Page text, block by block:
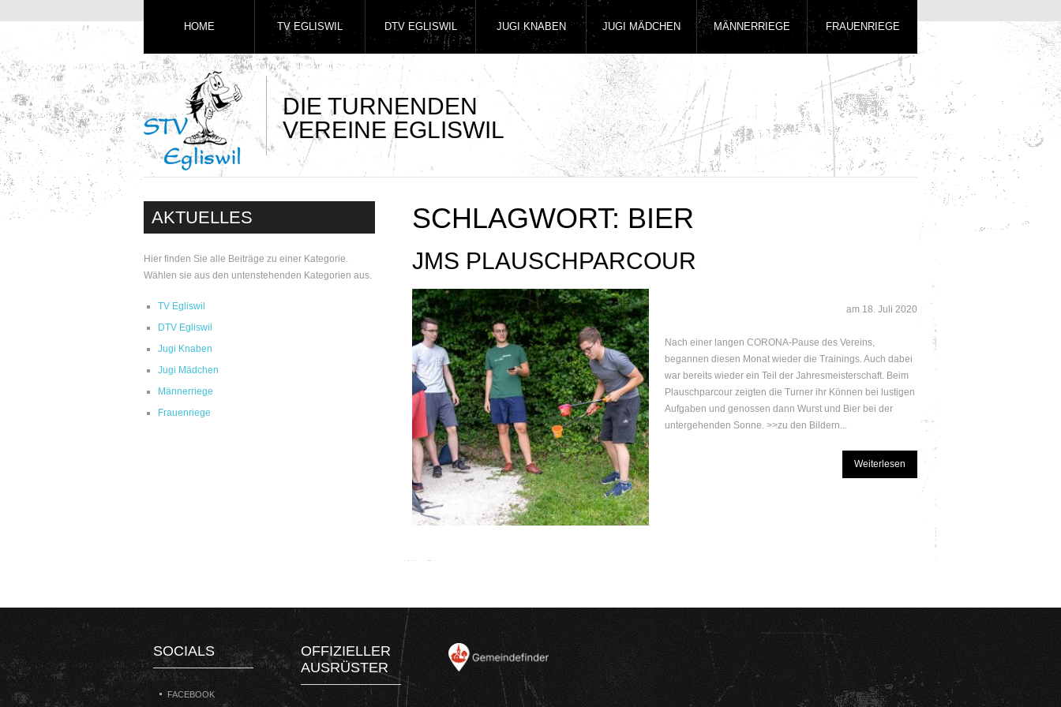
DIE TURNENDEN
VEREINE EGLISWIL
HOME TV EGLISWIL DTV EGLISWIL JUGI KNABEN JUGI MÄDCHEN MÄNNERRIEGE FRAUENRIEGE
AKTUELLES
Hier finden Sie alle Beiträge zu einer Kategorie.
Wählen sie aus den untenstehenden Kategorien aus.
TV Egliswil
DTV Egliswil
Jugi Knaben
Jugi Mädchen
Männerriege
Frauenriege
SCHLAGWORT: BIER
JMS PLAUSCHPARCOUR
am 18. Juli 2020
Nach einer langen CORONA-Pause des Vereins,
begannen diesen Monat wieder die Trainings. Auch dabei
war bereits wieder ein Teil der Jahresmeisterschaft. Beim
Plauschparcour zeigten die Turner ihr Können bei lustigen
Aufgaben und genossen dann Wurst und Bier bei der
untergehenden Sonne. >>zu den Bildern...
Weiterlesen
SOCIALS
FACEBOOK
OFFIZIELLER
AUSRÜSTER